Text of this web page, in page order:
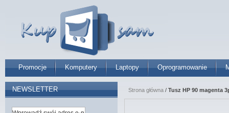
Promocje Komputery Laptopy Oprogramowanie
Strona główna / Tusz HP 90 magenta
NEWSLETTER